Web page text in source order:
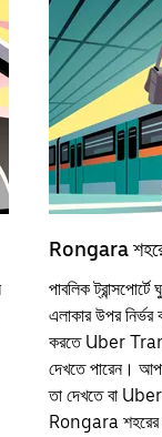
Rongara শহরের
পাবলিক
এলাকার উপর নির্ভর
করতে Uber
দেখতে পারেন।
তা দেখতে বা
Rongara শহরের